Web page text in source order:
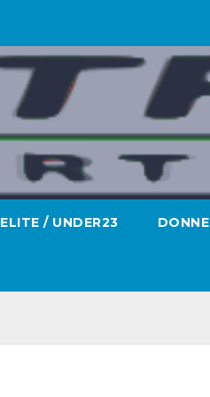
ELITE / UNDER23 DONNE